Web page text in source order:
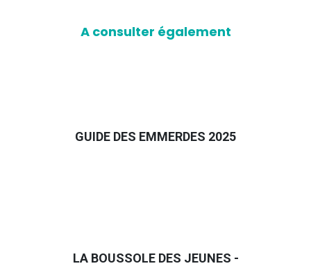
A consulter également
GUIDE DES EMMERDES 2025
LA BOUSSOLE DES JEUNES -